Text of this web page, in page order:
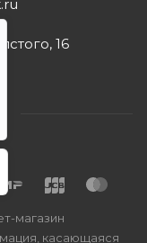
16
магазин
касающаяся